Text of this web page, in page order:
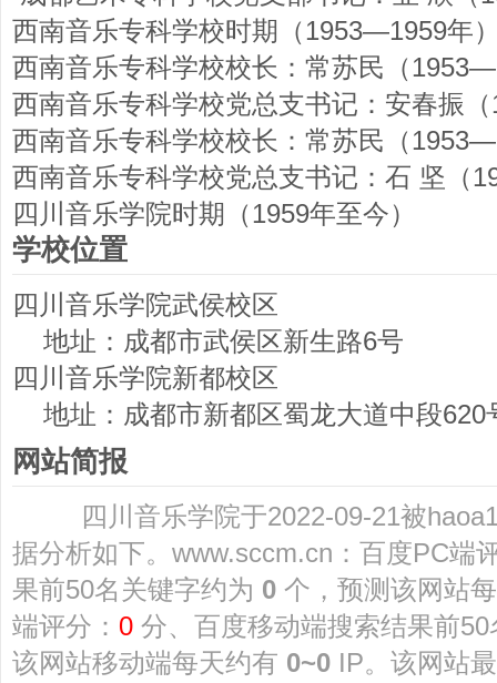
西南音乐专科学校时期（1953—1959年
西南音乐专科学校校长：常苏民（
西南音乐专科学校党总支书记：安春振
西南音乐专科学校校长：常苏民（
西南音乐专科学校党总支书记：石 坚（
四川音乐学院时期（1959年至今）
学校位置
四川音乐学院武侯校区
地址：成都市武侯区新生路6号
四川音乐学院新都校区
地址：成都市新都区蜀龙大道中段620
网站简报
四川音乐学院于2022-09-21被
据分析如下。www.sccm.cn：百度PC端
果前50名关键字约为 0 个，预测该网站
端评分： 0 分、百度移动端搜索结果前
该网站移动端每天约有 0~0 IP。该网站